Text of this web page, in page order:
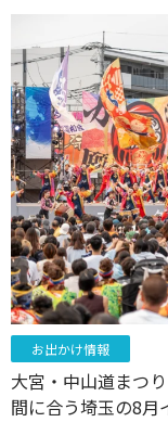
お出かけ情報
大宮・中山道まつ
間に合う埼玉の8月